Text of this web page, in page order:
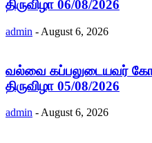
திருவிழா 06/08/2026
admin - August 6, 2026
வல்வை கப்பலுடையவர்
திருவிழா 05/08/2026
admin - August 6, 2026